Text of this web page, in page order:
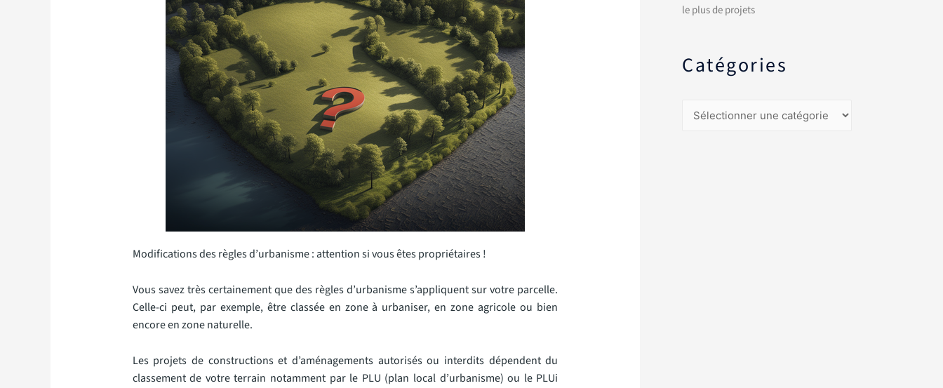
Modifications des règles d’urbanisme : attention si vous êtes propriétaires !
Vous savez très certainement que des règles d’urbanisme s’appliquent sur votre parcelle.
Celle-ci peut, par exemple, être classée en zone à urbaniser, en zone agricole ou bien
encore en zone naturelle.
Les projets de constructions et d’aménagements autorisés ou interdits dépendent du
classement de votre terrain notamment par le PLU (plan local d’urbanisme) ou le PLUi
le plus de projets
Catégories